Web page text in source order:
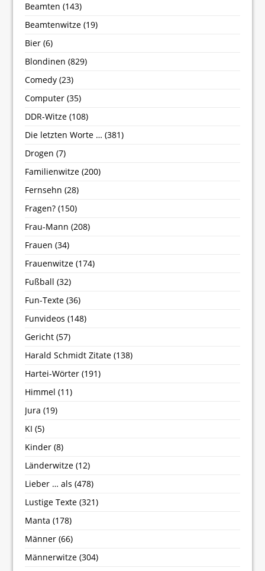
Beamten (143)
Beamtenwitze (19)
Bier (6)
Blondinen (829)
Comedy (23)
Computer (35)
DDR-Witze (108)
Die letzten Worte … (381)
Drogen (7)
Familienwitze (200)
Fernsehn (28)
Fragen? (150)
Frau-Mann (208)
Frauen (34)
Frauenwitze (174)
Fußball (32)
Fun-Texte (36)
Funvideos (148)
Gericht (57)
Harald Schmidt Zitate (138)
Hartei-Wörter (191)
Himmel (11)
Jura (19)
KI (5)
Kinder (8)
Länderwitze (12)
Lieber … als (478)
Lustige Texte (321)
Manta (178)
Männer (66)
Männerwitze (304)